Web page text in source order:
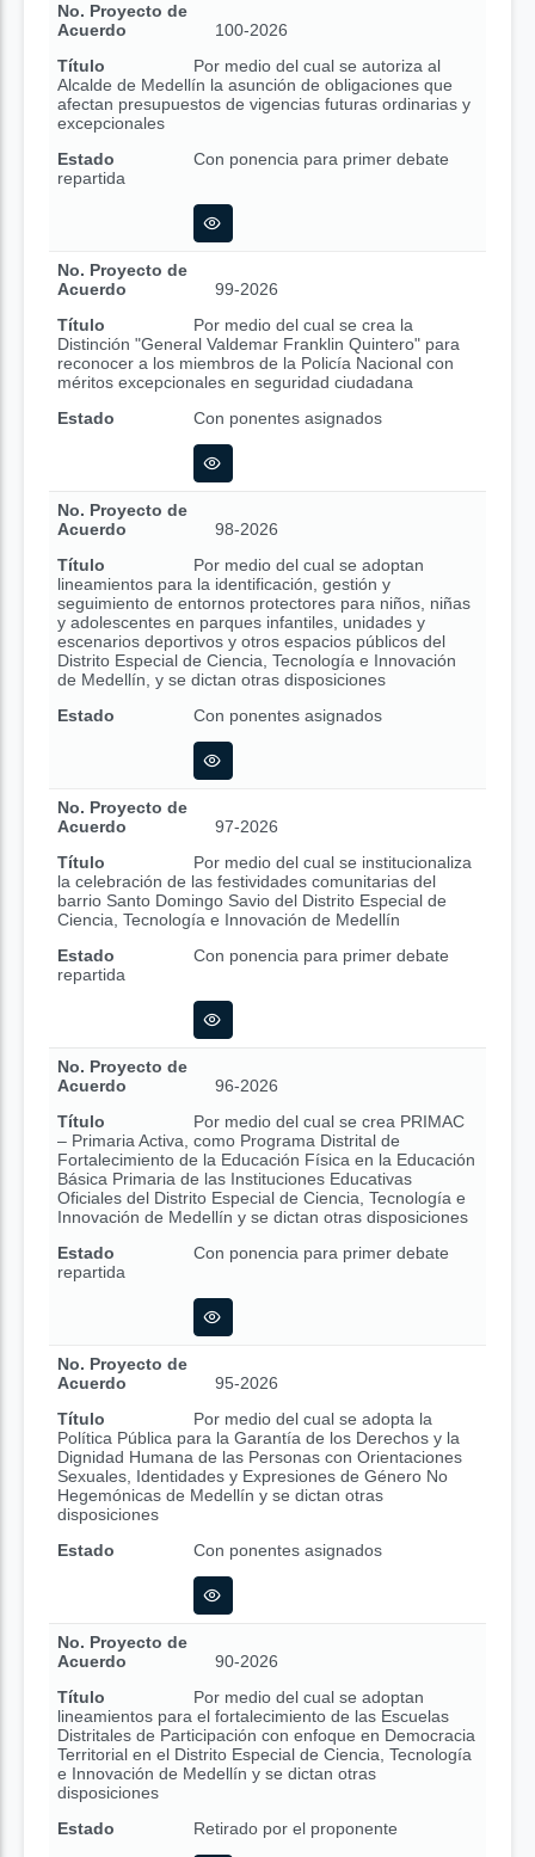
No. Proyecto de
Acuerdo
100-2026
Título
Por medio del cual se autoriza al
Alcalde de Medellín la asunción de obligaciones que
afectan presupuestos de vigencias futuras ordinarias y
excepcionales
Estado
Con ponencia para primer debate
repartida
No. Proyecto de
Acuerdo
99-2026
Título
Por medio del cual se crea la
Distinción "General Valdemar Franklin Quintero" para
reconocer a los miembros de la Policía Nacional con
méritos excepcionales en seguridad ciudadana
Estado
Con ponentes asignados
No. Proyecto de
Acuerdo
98-2026
Título
Por medio del cual se adoptan
lineamientos para la identificación, gestión y
seguimiento de entornos protectores para niños, niñas
y adolescentes en parques infantiles, unidades y
escenarios deportivos y otros espacios públicos del
Distrito Especial de Ciencia, Tecnología e Innovación
de Medellín, y se dictan otras disposiciones
Estado
Con ponentes asignados
No. Proyecto de
Acuerdo
97-2026
Título
Por medio del cual se institucionaliza
la celebración de las festividades comunitarias del
barrio Santo Domingo Savio del Distrito Especial de
Ciencia, Tecnología e Innovación de Medellín
Estado
Con ponencia para primer debate
repartida
No. Proyecto de
Acuerdo
96-2026
Título
Por medio del cual se crea PRIMAC
– Primaria Activa, como Programa Distrital de
Fortalecimiento de la Educación Física en la Educación
Básica Primaria de las Instituciones Educativas
Oficiales del Distrito Especial de Ciencia, Tecnología e
Innovación de Medellín y se dictan otras disposiciones
Estado
Con ponencia para primer debate
repartida
No. Proyecto de
Acuerdo
95-2026
Título
Por medio del cual se adopta la
Política Pública para la Garantía de los Derechos y la
Dignidad Humana de las Personas con Orientaciones
Sexuales, Identidades y Expresiones de Género No
Hegemónicas de Medellín y se dictan otras
disposiciones
Estado
Con ponentes asignados
No. Proyecto de
Acuerdo
90-2026
Título
Por medio del cual se adoptan
lineamientos para el fortalecimiento de las Escuelas
Distritales de Participación con enfoque en Democracia
Territorial en el Distrito Especial de Ciencia, Tecnología
e Innovación de Medellín y se dictan otras
disposiciones
Estado
Retirado por el proponente